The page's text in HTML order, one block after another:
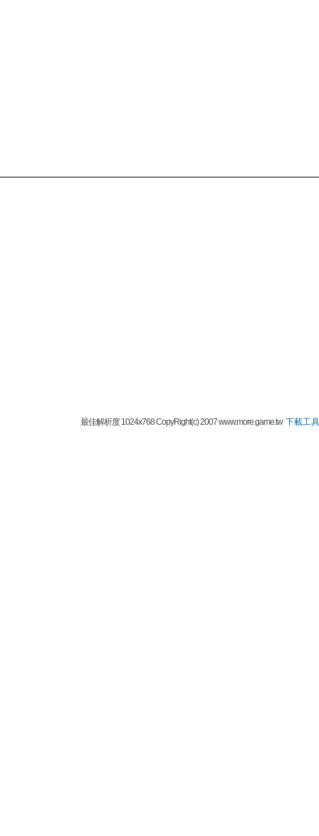
最佳解析度 1024x768 CopyRight(c) 2007 www.more.game.tw下載工